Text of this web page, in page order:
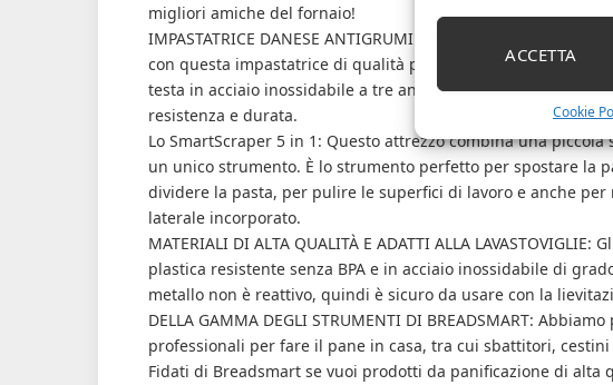
ACCETTA
Cookie
migliori amiche del fornaio!
IMPASTATRICE DANESE ANTIGRUMI: La tua pasta sarà
con questa impastatrice di qualità professionale. Progettato
testa in acciaio inossidabile a tre anelli si estende per tutta
resistenza e durata.
Lo SmartScraper 5 in 1: Questo attrezzo combina una
un unico strumento. È lo strumento perfetto per spostare la
dividere la pasta, per pulire le superfici di lavoro e anche
laterale incorporato.
MATERIALI DI ALTA QUALITÀ E ADATTI ALLA
plastica resistente senza BPA e in acciaio inossidabile di
metallo non è reattivo, quindi è sicuro da usare con la
DELLA GAMMA DEGLI STRUMENTI DI BREADSMART:
professionali per fare il pane in casa, tra cui sbattitori,
Fidati di Breadsmart se vuoi prodotti da panificazione di alta